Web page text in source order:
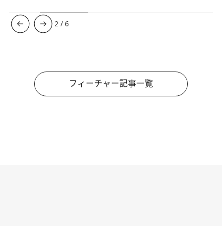
3 /6
フィーチャー記事一覧